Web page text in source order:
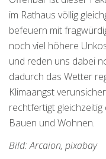
im Rathaus völlig
befeuern mit
noch viel höhere
und reden uns dabei
dadurch das Wetter
Klimaangst
rechtfertigt
Bauen und Wohnen.
Bild: Arcaion, pixabay